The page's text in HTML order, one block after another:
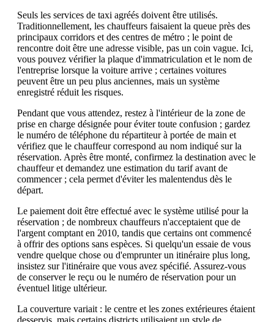
Seuls les services de taxi agréés doivent être utilisés.
Traditionnellement, les chauffeurs faisaient la queue près des
principaux corridors et des centres de métro ; le point de
rencontre doit être une adresse visible, pas un coin vague. Ici,
vous pouvez vérifier la plaque d'immatriculation et le nom de
l'entreprise lorsque la voiture arrive ; certaines voitures
peuvent être un peu plus anciennes, mais un système
enregistré réduit les risques.
Pendant que vous attendez, restez à l'intérieur de la zone de
prise en charge désignée pour éviter toute confusion ; gardez
le numéro de téléphone du répartiteur à portée de main et
vérifiez que le chauffeur correspond au nom indiqué sur la
réservation. Après être monté, confirmez la destination avec le
chauffeur et demandez une estimation du tarif avant de
commencer ; cela permet d'éviter les malentendus dès le
départ.
Le paiement doit être effectué avec le système utilisé pour la
réservation ; de nombreux chauffeurs n'acceptaient que de
l'argent comptant en 2010, tandis que certains ont commencé
à offrir des options sans espèces. Si quelqu'un essaie de vous
vendre quelque chose ou d'emprunter un itinéraire plus long,
insistez sur l'itinéraire que vous avez spécifié. Assurez-vous
de conserver le reçu ou le numéro de réservation pour un
éventuel litige ultérieur.
La couverture variait : le centre et les zones extérieures étaient
desservis, mais certains districts utilisaient un style de